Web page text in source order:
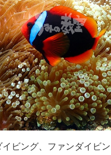
ビング、ファンダイビ